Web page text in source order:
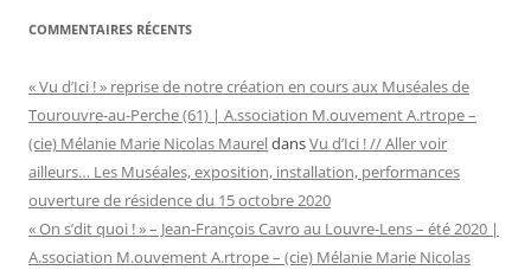
COMMENTAIRES RÉCENTS
« Vu d’Ici ! » reprise de notre création en cours aux Muséales de
Tourouvre-au-Perche (61) | A.ssociation M.ouvement A.rtrope –
(cie) Mélanie Marie Nicolas MaureldansVu d’Ici ! // Aller voir
ailleurs… Les Muséales, exposition, installation, performances
ouverture de résidence du 15 octobre 2020
« On s’dit quoi ! » – Jean-François Cavro au Louvre-Lens – été 2020 |
A.ssociation M.ouvement A.rtrope – (cie) Mélanie Marie Nicolas